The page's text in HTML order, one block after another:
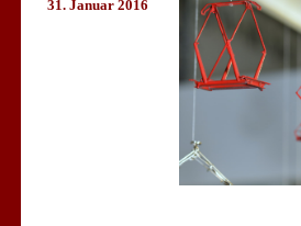
31. Januar 2016